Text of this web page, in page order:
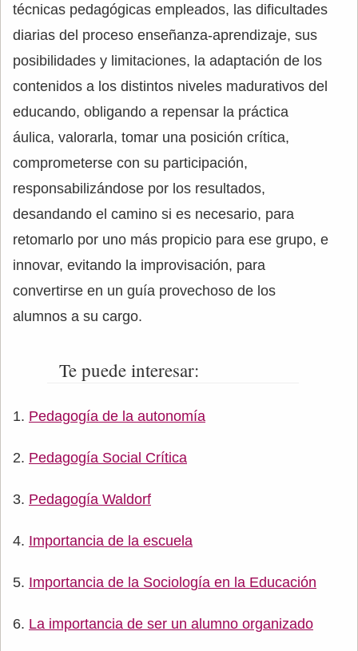
técnicas pedagógicas empleados, las dificultades
diarias del proceso enseñanza-aprendizaje, sus
posibilidades y limitaciones, la adaptación de los
contenidos a los distintos niveles madurativos del
educando, obligando a repensar la práctica
áulica, valorarla, tomar una posición crítica,
comprometerse con su participación,
responsabilizándose por los resultados,
desandando el camino si es necesario, para
retomarlo por uno más propicio para ese grupo, e
innovar, evitando la improvisación, para
convertirse en un guía provechoso de los
alumnos a su cargo.
Te puede interesar:
Pedagogía de la autonomía
Pedagogía Social Crítica
Pedagogía Waldorf
Importancia de la escuela
Importancia de la Sociología en la Educación
La importancia de ser un alumno organizado